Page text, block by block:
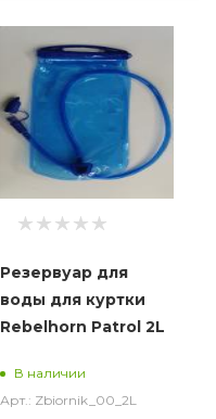
Резервуар для
воды для куртки
Rebelhorn Patrol 2L
В наличии
Арт.: Zbiornik_00_2L